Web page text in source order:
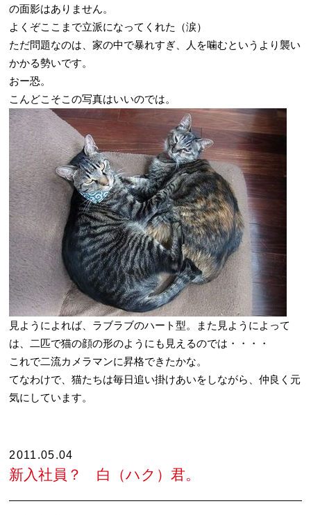
の面影はありません。
よくぞここまで立派になってくれた（涙）
ただ問題なのは、家の中で暴れすぎ、人を噛むというより襲い
かかる勢いです。
おー恐。
こんどこそこの写真はいいのでは。
見ようによれば、ラブラブのハート型。また見ようによって
は、二匹で猫の顔の形のようにも見えるのでは・・・・
これで二流カメラマンに昇格できたかな。
てなわけで、猫たちは毎日追い掛けあいをしながら、仲良く元
気にしています。
2011.05.04
新入社員？ 白（ハク）君。